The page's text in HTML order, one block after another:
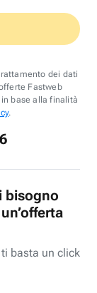
dei dati
Fastweb
base alla finalità
.
bisogno
basta un click